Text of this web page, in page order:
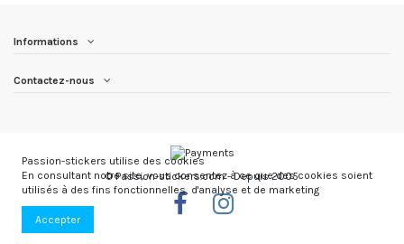
Informations
Contactez-nous
© Passion-stickers.com - Depuis 2005
Passion-stickers utilise des cookies
En consultant notre site, vous consentez à ce que des cookies soient
utilisés à des fins fonctionnelles, d'analyse et de marketing
Accepter